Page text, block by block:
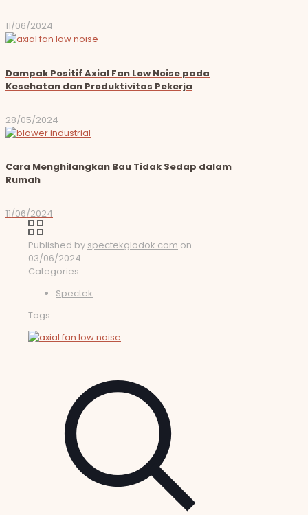
11/06/2024
Dampak Positif Axial Fan Low Noise pada
Kesehatan dan Produktivitas Pekerja
28/05/2024
Cara Menghilangkan Bau Tidak Sedap dalam
Rumah
11/06/2024
Published by spectekglodok.com on
03/06/2024
Categories
Spectek
Tags